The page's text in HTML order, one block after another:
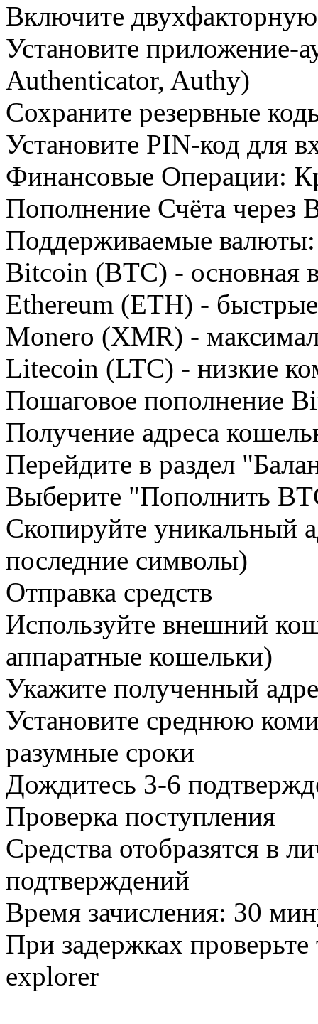
Включите
Установите приложение-
Authenticator, Authy)
Сохраните резервные
Установите PIN-код для
Финансовые Операции:
Пополнение Счёта через
Поддерживаемые валюты:
Bitcoin (BTC) - основная
Ethereum (ETH) -
Monero (XMR) -
Litecoin (LTC) - низкие
Пошаговое пополнение
Получение адреса
Перейдите в раздел
Выберите "Пополнить
Скопируйте уникальный
последние символы)
Отправка средств
Используйте внешний
аппаратные кошельки)
Укажите полученный
Установите среднюю
разумные сроки
Дождитесь 3-6
Проверка поступления
Средства отобразятся в
подтверждений
Время зачисления: 30
При задержках
explorer